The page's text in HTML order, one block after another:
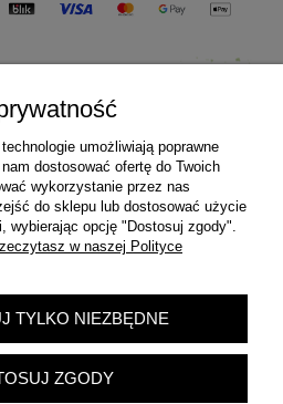
Pomoc
konto
umożliwiają poprawne
dostosować ofertę do Twoich
wykorzystanie przez nas
do sklepu lub dostosować użycie
wybierając opcję "Dostosuj zgody".
w naszej Polityce
TYLKO NIEZBĘDNE
ZGODY